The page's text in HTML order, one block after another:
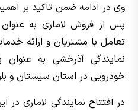
وی در ادامه ضمن تاکید بر
پس از فروش لاماری به عنوان
تعامل با مشتریان و ارائه
نمایندگی آذرخشی به عنوان
خودرویی در استان سیستان و
در افتتاح نمایندگی لاماری در